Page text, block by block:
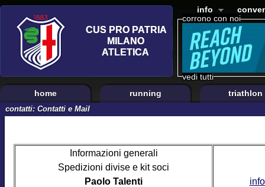
corrono con noi
vedi tutti
info
home running triathlon
contatti: Contatti e Mail
Informazioni generali
Spedizioni divise e kit soci
Paolo Talenti